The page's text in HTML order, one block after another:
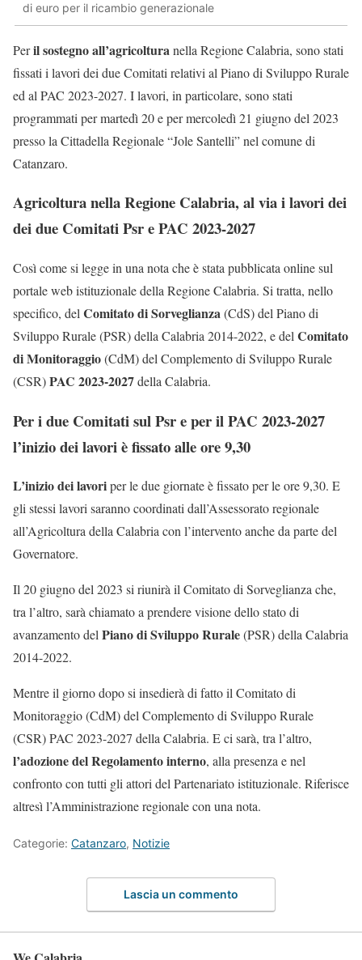
di euro per il ricambio generazionale
Peril sostegno all’agricoltura nella Regione Calabria, sono stati
fissati i lavori dei due Comitati relativi al Piano di Sviluppo Rurale
ed al PAC 2023-2027. I lavori, in particolare, sono stati
programmati per martedì 20 e per mercoledì 21 giugno del 2023
presso la Cittadella Regionale “Jole Santelli” nel comune di
Catanzaro.
Agricoltura nella Regione Calabria, al via i lavori dei
dei due Comitati Psr e PAC 2023-2027
Così come si legge in una nota che è stata pubblicata online sul
portale web istituzionale della Regione Calabria. Si tratta, nello
specifico, del Comitato di Sorveglianza(CdS) del Piano di
Sviluppo Rurale (PSR) della Calabria 2014-2022, e del Comitato
di Monitoraggio(CdM) del Complemento di Sviluppo Rurale
(CSR)PAC 2023-2027della Calabria.
Per i due Comitati sul Psr e per il PAC 2023-2027
l’inizio dei lavori è fissato alle ore 9,30
L’inizio dei lavoriper le due giornate è fissato per le ore 9,30. E
gli stessi lavori saranno coordinati dall’Assessorato regionale
all’Agricoltura della Calabria con l’intervento anche da parte del
Governatore.
Il 20 giugno del 2023 si riunirà il Comitato di Sorveglianza che,
tra l’altro, sarà chiamato a prendere visione dello stato di
avanzamento delPiano di Sviluppo Rurale(PSR) della Calabria
2014-2022.
Mentre il giorno dopo si insedierà di fatto il Comitato di
Monitoraggio (CdM) del Complemento di Sviluppo Rurale
(CSR) PAC 2023-2027 della Calabria. E ci sarà, tra l’altro,
l’adozione del Regolamento interno, alla presenza e nel
confronto con tutti gli attori del Partenariato istituzionale. Riferisce
altresì l’Amministrazione regionale con una nota.
Categorie: Catanzaro, Notizie
Lascia un commento